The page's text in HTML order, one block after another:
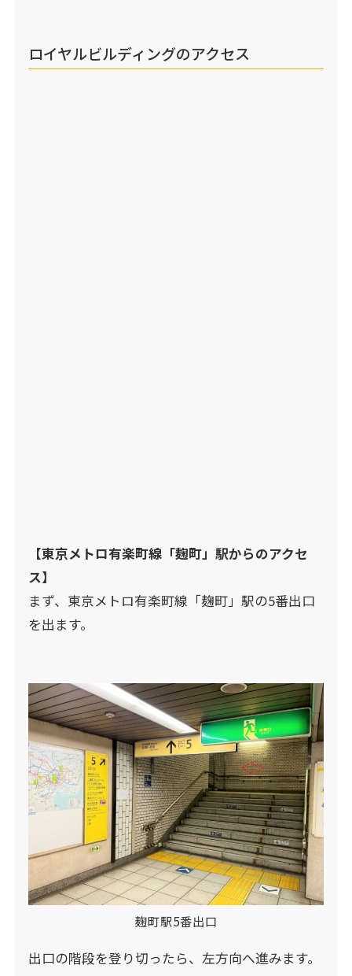
ロイヤルビルディングのアクセス
【東京メトロ有楽町線「麹町」駅からのアクセ
ス】
まず、東京メトロ有楽町線「麹町」駅の5番出口
を出ます。
麹町駅5番出口
出口の階段を登り切ったら、左方向へ進みます。